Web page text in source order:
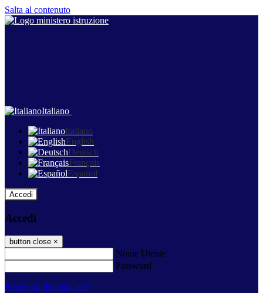
Salta al contenuto
Italiano
Italiano
English
Deutsch
Français
Español
Accedi
Accedi
button close ×
Nome Utente
Password
Password dimenticata?